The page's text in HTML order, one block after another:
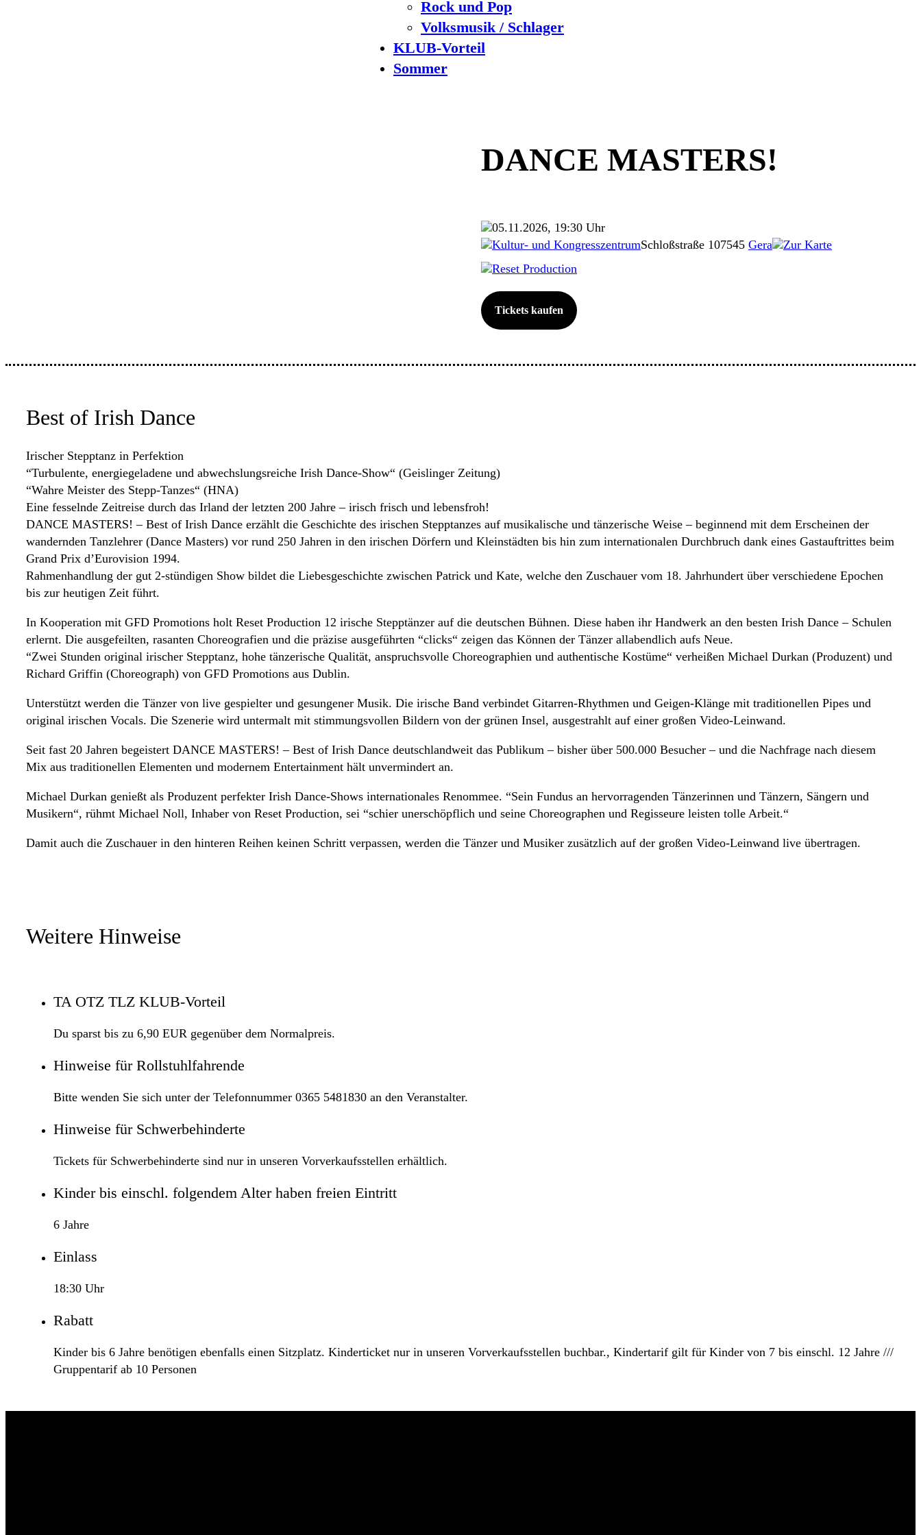
Rock und Pop
Volksmusik / Schlager
KLUB-Vorteil
Sommer
DANCE MASTERS!
05.11.2026, 19:30 Uhr
Kultur- und KongresszentrumSchloßstraße 107545 Gera
Zur Karte
Reset Production
Tickets kaufen
Best of Irish Dance
Irischer Stepptanz in Perfektion
“Turbulente, energiegeladene und abwechslungsreiche Irish Dance-Show“ (Geislinger Zeitung)
“Wahre Meister des Stepp-Tanzes“ (HNA)
Eine fesselnde Zeitreise durch das Irland der letzten 200 Jahre – irisch frisch und lebensfroh!
DANCE MASTERS! – Best of Irish Dance erzählt die Geschichte des irischen Stepptanzes auf musikalische und tänzerische Weise – beginnend mit dem Erscheinen der
wandernden Tanzlehrer (Dance Masters) vor rund 250 Jahren in den irischen Dörfern und Kleinstädten bis hin zum internationalen Durchbruch dank eines Gastauftrittes beim
Grand Prix d’Eurovision 1994.
Rahmenhandlung der gut 2-stündigen Show bildet die Liebesgeschichte zwischen Patrick und Kate, welche den Zuschauer vom 18. Jahrhundert über verschiedene Epochen
bis zur heutigen Zeit führt.
In Kooperation mit GFD Promotions holt Reset Production 12 irische Stepptänzer auf die deutschen Bühnen. Diese haben ihr Handwerk an den besten Irish Dance – Schulen
erlernt. Die ausgefeilten, rasanten Choreografien und die präzise ausgeführten “clicks“ zeigen das Können der Tänzer allabendlich aufs Neue.
“Zwei Stunden original irischer Stepptanz, hohe tänzerische Qualität, anspruchsvolle Choreographien und authentische Kostüme“ verheißen Michael Durkan (Produzent) und
Richard Griffin (Choreograph) von GFD Promotions aus Dublin.
Unterstützt werden die Tänzer von live gespielter und gesungener Musik. Die irische Band verbindet Gitarren-Rhythmen und Geigen-Klänge mit traditionellen Pipes und
original irischen Vocals. Die Szenerie wird untermalt mit stimmungsvollen Bildern von der grünen Insel, ausgestrahlt auf einer großen Video-Leinwand.
Seit fast 20 Jahren begeistert DANCE MASTERS! – Best of Irish Dance deutschlandweit das Publikum – bisher über 500.000 Besucher – und die Nachfrage nach diesem
Mix aus traditionellen Elementen und modernem Entertainment hält unvermindert an.
Michael Durkan genießt als Produzent perfekter Irish Dance-Shows internationales Renommee. “Sein Fundus an hervorragenden Tänzerinnen und Tänzern, Sängern und
Musikern“, rühmt Michael Noll, Inhaber von Reset Production, sei “schier unerschöpflich und seine Choreographen und Regisseure leisten tolle Arbeit.“
Damit auch die Zuschauer in den hinteren Reihen keinen Schritt verpassen, werden die Tänzer und Musiker zusätzlich auf der großen Video-Leinwand live übertragen.
Weitere Hinweise
TA OTZ TLZ KLUB-Vorteil
Du sparst bis zu 6,90 EUR gegenüber dem Normalpreis.
Hinweise für Rollstuhlfahrende
Bitte wenden Sie sich unter der Telefonnummer 0365 5481830 an den Veranstalter.
Hinweise für Schwerbehinderte
Tickets für Schwerbehinderte sind nur in unseren Vorverkaufsstellen erhältlich.
Kinder bis einschl. folgendem Alter haben freien Eintritt
6 Jahre
Einlass
18:30 Uhr
Rabatt
Kinder bis 6 Jahre benötigen ebenfalls einen Sitzplatz. Kinderticket nur in unseren Vorverkaufsstellen buchbar., Kindertarif gilt für Kinder von 7 bis einschl. 12 Jahre ///
Gruppentarif ab 10 Personen